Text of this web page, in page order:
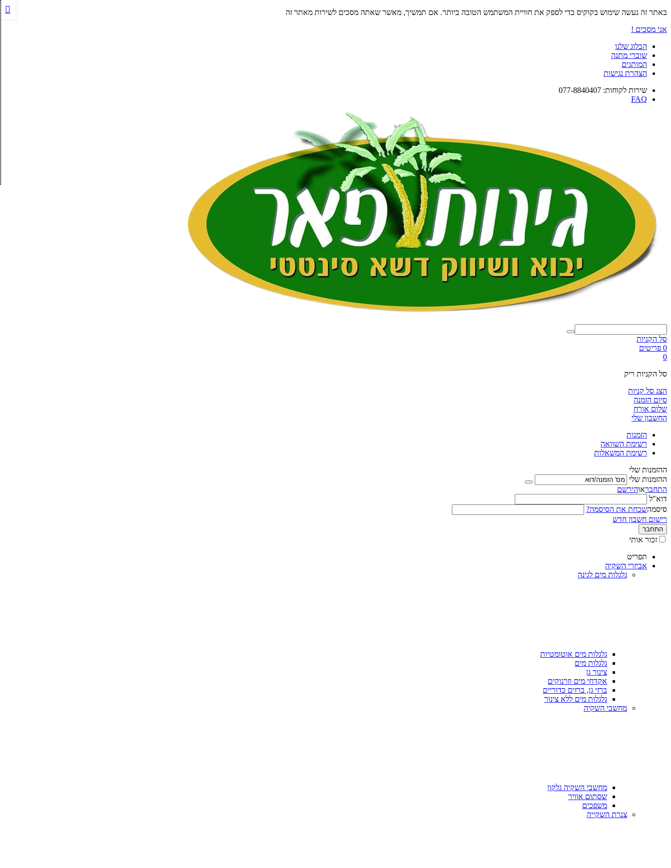
באתר זה נעשה שימוש בקוקיס כדי לספק את חוויית המשתמש הטובה ביותר. אם תמשיך, מאשר שאתה מסכים לשירות מאתר זה
אני מסכים !
הבלוג שלנו
שוברי מתנה
המותגים
הצהרת נגישות
שירות לקוחות: 077-8840407
FAQ
סל הקניות
0 פריטים
0
סל הקניות ריק
הצג סל קניות
סיום הזמנה
שלום אורח
החשבון שלי
הזמנות
רשימת השוואה
רשימת המשאלות
ההזמנות שלי
ההזמנות שלי
התחבראוהירשם
דוא"ל
סיסמהשכחת את הסיסמה?
רישום חשבון חדש
התחבר
זכור אותי
תפריט
אביזרי השקיה
גלגלות מים לגינה
גלגלות מים אוטומטיות
גלגלות מים
צינור גן
אקדחי מים וזרנוקים
ברזי גן, ברזים כדוריים
גלגלות מים ללא צינור
מחשבי השקיה
מחשבי השקיה גלקון
שסתום אוויר
משפכים
צנרת השקייה